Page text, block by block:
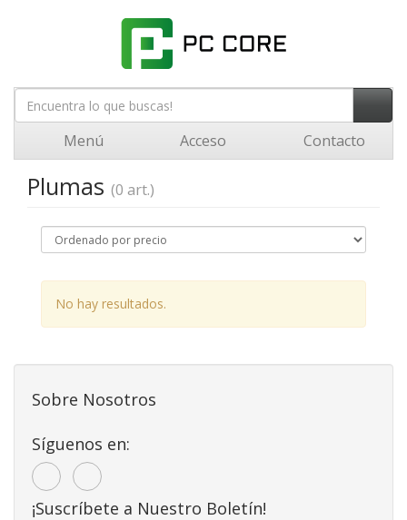
Menú Acceso Contacto
Plumas (0 art.)
No hay resultados.
Sobre Nosotros
Síguenos en:
¡Suscríbete a Nuestro Boletín!